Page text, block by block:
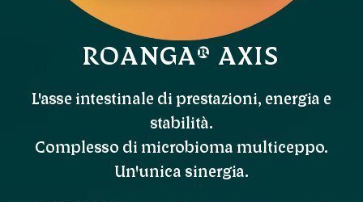
ROANGA® AXIS
L'asse intestinale di prestazioni, energia e
stabilità.
Complesso di microbioma multiceppo.
Un'unica sinergia.